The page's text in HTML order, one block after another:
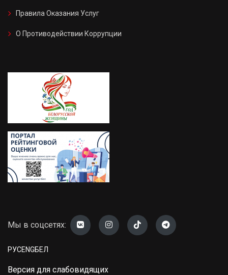
Правила Оказания Услуг
О Противодействии Коррупции
Мы в соцсетях:
РУСENGБЕЛ
Версия для слабовидящих